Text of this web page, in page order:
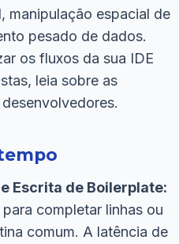
manipulação espacial de
pesado de dados.
os fluxos da sua IDE
leia sobre as
Escrita de Boilerplate:
completar linhas ou
comum. A latência de